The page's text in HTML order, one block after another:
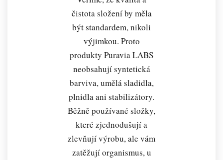
čistota složení by měla
být standardem, nikoli
výjimkou. Proto
produkty Puravia LABS
neobsahují syntetická
barviva, umělá sladidla,
plnidla ani stabilizátory.
Běžně používané složky,
které zjednodušují a
zlevňují výrobu, ale vám
zatěžují organismus, u